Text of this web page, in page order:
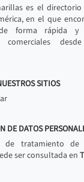
es el
en el que
forma rápida y
comerciales
SITIOS
DE DATOS
de tratamiento de
ser consultada en